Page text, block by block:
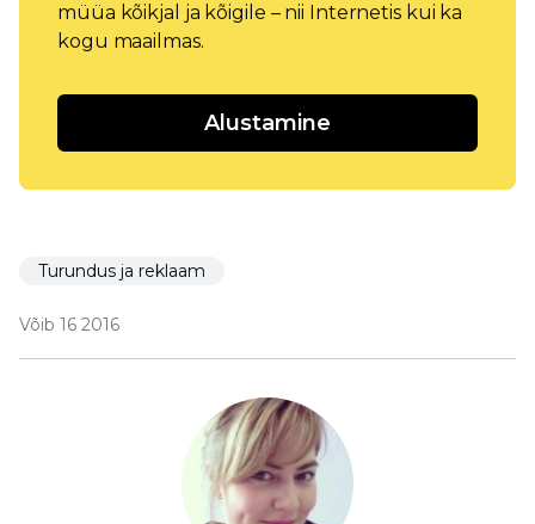
müüa kõikjal ja kõigile – nii Internetis kui ka
kogu maailmas.
Alustamine
Turundus ja reklaam
Võib 16 2016